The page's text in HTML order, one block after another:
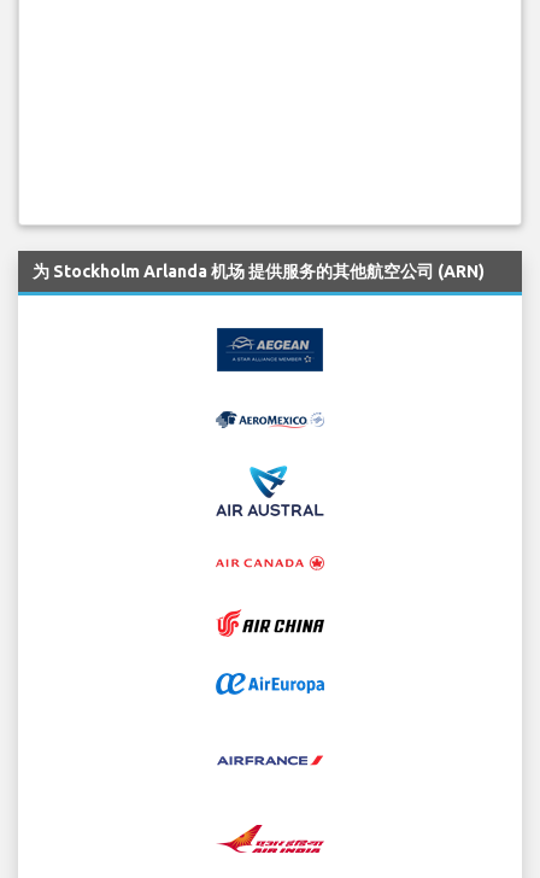
为 Stockholm Arlanda 机场 提供服务的其他航空公司 (ARN)